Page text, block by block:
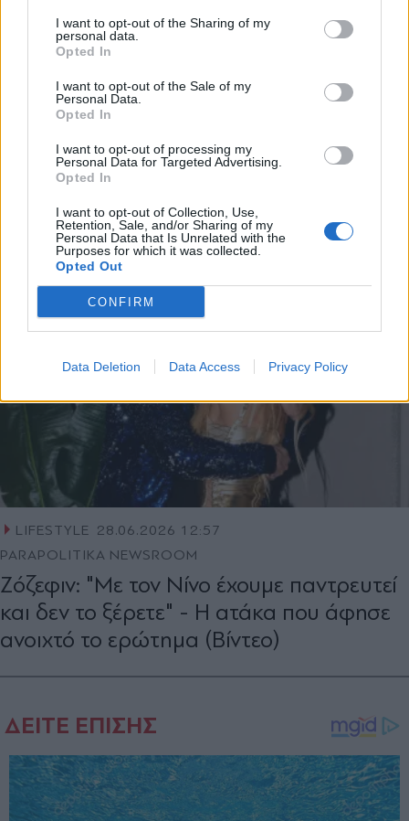
I want to opt-out of the Sharing of my
personal data.
Opted In
I want to opt-out of the Sale of my
Personal Data.
Opted In
I want to opt-out of processing my
Personal Data for Targeted Advertising.
Opted In
I want to opt-out of Collection, Use,
Retention, Sale, and/or Sharing of my
Personal Data that Is Unrelated with the
Purposes for which it was collected.
Opted Out
CONFIRM
Data Deletion Data Access Privacy Policy
LIFESTYLE 13.11.2023 09:55
PARAPOLITIKA NEWSROOM
Ζόζεφιν – Νίνο: Πρώτη δημόσια κοινή
εμφάνιση για το ερωτευμένο ζευγάρι
(Βίντεο)
LIFESTYLE 28.06.2026 12:57
PARAPOLITIKA NEWSROOM
Ζόζεφιν: "Με τον Νίνο έχουμε παντρευτεί
και δεν το ξέρετε" - Η ατάκα που άφησε
ανοιχτό το ερώτημα (Βίντεο)
Αποδέχομαι τους
και την πολιτική απορρήτου
X